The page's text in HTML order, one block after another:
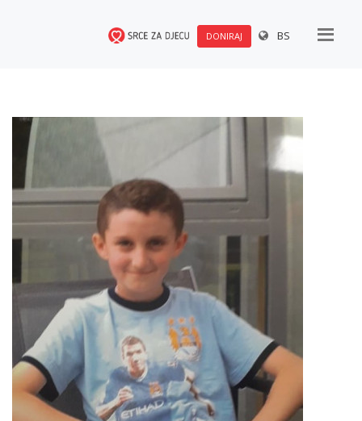
DONIRAJ BS